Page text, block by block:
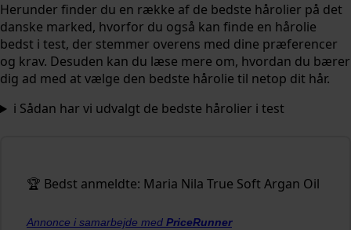
Herunder finder du en række af de bedste hårolier på det
danske marked, hvorfor du også kan finde en hårolie
bedst i test, der stemmer overens med dine præferencer
og krav. Desuden kan du læse mere om, hvordan du bærer
dig ad med at vælge den bedste hårolie til netop dit hår.
ℹ️ Sådan har vi udvalgt de bedste hårolier i test
🏆 Bedst anmeldte: Maria Nila True Soft Argan Oil
Annonce i samarbejde med PriceRunner